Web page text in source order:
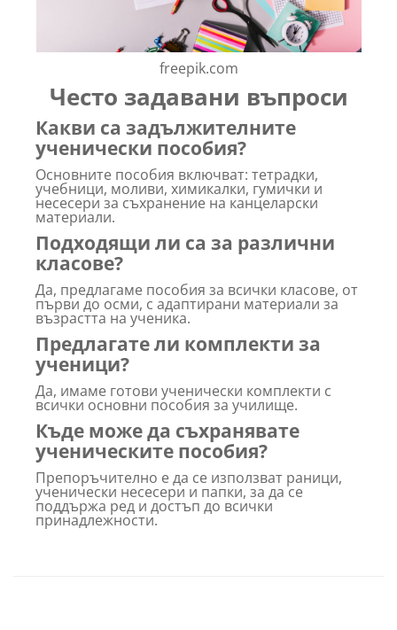
freepik.com
Често задавани въпроси
Какви са задължителните
ученически пособия?
Основните пособия включват: тетрадки,
учебници, моливи, химикалки, гумички и
несесери за съхранение на канцеларски
материали.
Подходящи ли са за различни
класове?
Да, предлагаме пособия за всички класове, от
първи до осми, с адаптирани материали за
възрастта на ученика.
Предлагате ли комплекти за
ученици?
Да, имаме готови ученически комплекти с
всички основни пособия за училище.
Къде може да съхранявате
ученическите пособия?
Препоръчително е да се използват раници,
ученически несесери и папки, за да се
поддържа ред и достъп до всички
принадлежности.